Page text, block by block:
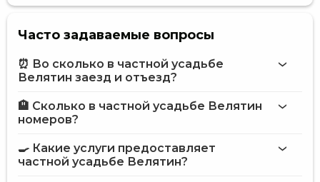
Часто задаваемые вопросы
⏰ Во сколько в частной усадьбе
Велятин заезд и отъезд?
Больше информации про Частная усадьба Велятин
🏨 Сколько в частной усадьбе Велятин
номеров?
на сайте
🍳 Какие услуги предоставляет
частной усадьбе Велятин?